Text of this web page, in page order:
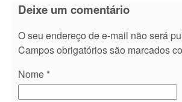
Deixe um comentário
O seu endereço de e-mail não será
Campos obrigatórios são marcados
Nome *